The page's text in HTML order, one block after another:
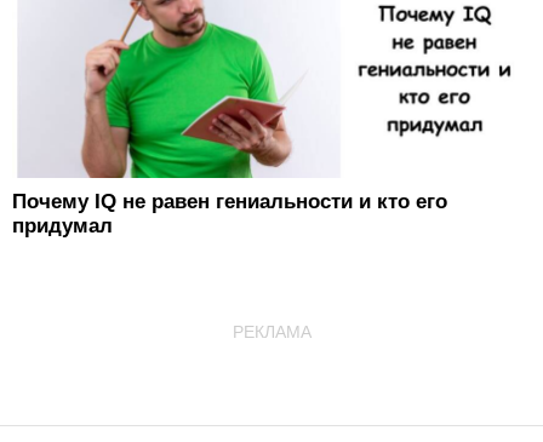
Почему IQ не равен гениальности и кто его
придумал
РЕКЛАМА